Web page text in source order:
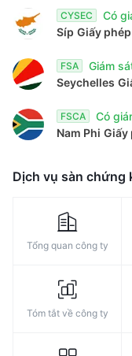
CYSEC
Có
Síp Giấy
FSA
Giám
Seychelles
FSCA
Có
Nam Phi Giấy
Dịch vụ sàn chứng
Tổng quan công ty
Tóm tắt về công ty